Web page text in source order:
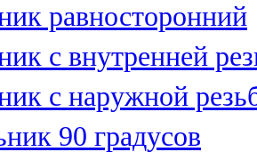
равносторонний
с внутренней
с наружной
90 градусов